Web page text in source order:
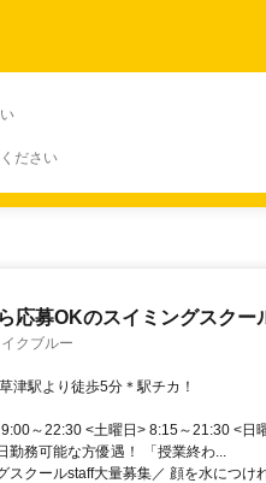
ださい
応募OKのスイミングスクー
クブルー
津駅より徒歩5分＊駅チカ！
～22:30 <土曜日> 8:15～21:30 <
務可能な方優遇！ 「授業終わ...
スクールstaff大量募集／ 顔を水につ